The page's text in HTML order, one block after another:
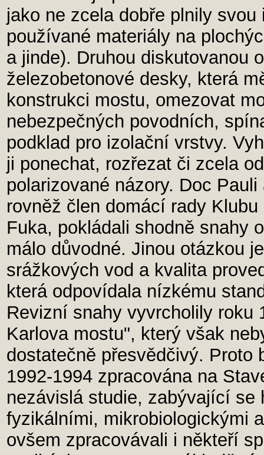
jako ne zcela dobře plnily
používané materiály na
a jinde). Druhou diskutovanou
železobetonové desky, která
konstrukci mostu, omezovat
nebezpečných povodních,
podklad pro izolační vrstvy.
ji ponechat, rozřezat či zcela
polarizované názory. Doc
rovněž člen domácí rady
Fuka, pokládali shodně snahy
málo důvodné. Jinou otázkou
srážkových vod a kvalita
která odpovídala nízkému
Revizní snahy vyvrcholily roku
Karlova mostu", který však
dostatečně přesvědčivý. Proto
1992-1994 zpracována na
nezávislá studie, zabývající se
fyzikálními, mikrobiologickými
ovšem zpracovávali i někteří